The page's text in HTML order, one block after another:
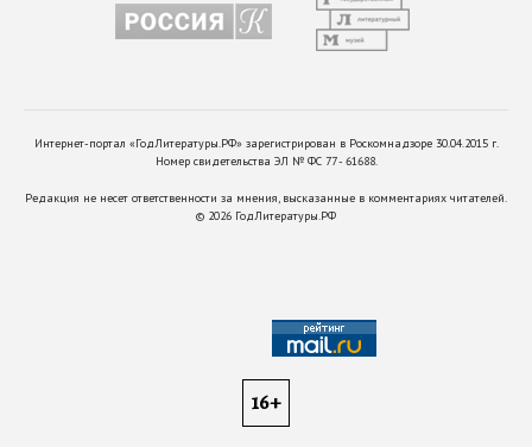
Интернет-портал «ГодЛитературы.РФ» зарегистрирован в Роскомнадзоре 30.04.2015 г.
Номер свидетельства ЭЛ № ФС 77 - 61688.
Редакция не несет ответственности за мнения, высказанные в комментариях читателей.
© 2026 ГодЛитературы.РФ
16+